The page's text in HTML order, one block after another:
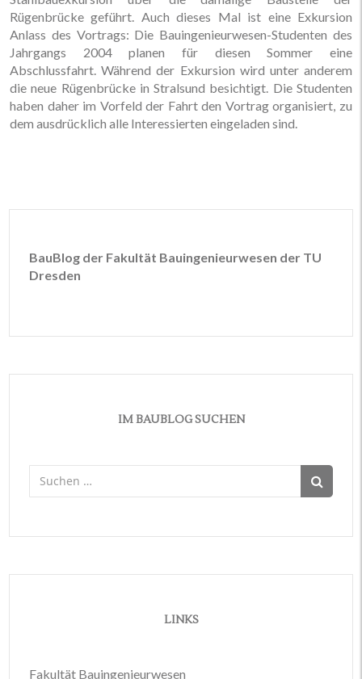
Rügenbrücke geführt. Auch dieses Mal ist eine Exkursion
Anlass des Vortrags: Die Bauingenieurwesen-Studenten des
Jahrgangs 2004 planen für diesen Sommer eine
Abschlussfahrt. Während der Exkursion wird unter anderem
die neue Rügenbrücke in Stralsund besichtigt. Die Studenten
haben daher im Vorfeld der Fahrt den Vortrag organisiert, zu
dem ausdrücklich alle Interessierten eingeladen sind.
BauBlog der Fakultät Bauingenieurwesen der TU
Dresden
IM BAUBLOG SUCHEN
Suchen
nach:
LINKS
Fakultät Bauingenieurwesen